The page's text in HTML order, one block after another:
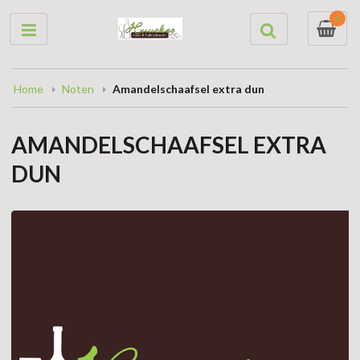
0
Home Noten Amandelschaafsel extra dun
AMANDELSCHAAFSEL EXTRA
DUN